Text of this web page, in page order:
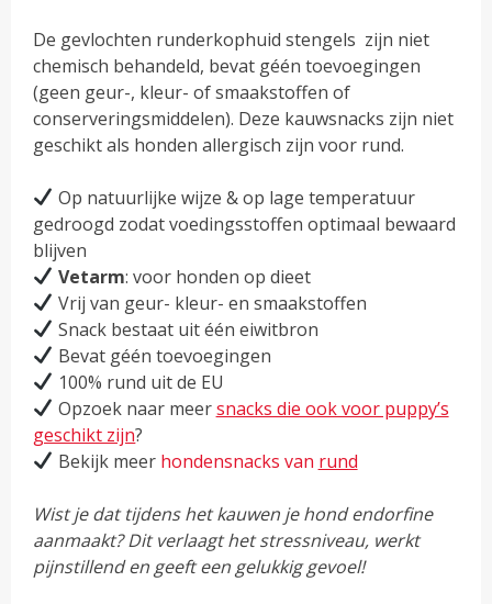
De gevlochten runderkophuid stengels zijn niet
chemisch behandeld, bevat géén toevoegingen
(geen geur-, kleur- of smaakstoffen of
conserveringsmiddelen). Deze kauwsnacks zijn niet
geschikt als honden allergisch zijn voor rund.
Op natuurlijke wijze & op lage temperatuur
gedroogd zodat voedingsstoffen optimaal bewaard
blijven
Vetarm: voor honden op dieet
Vrij van geur- kleur- en smaakstoffen
Snack bestaat uit één eiwitbron
Bevat géén toevoegingen
100% rund uit de EU
Opzoek naar meersnacks die ook voor puppy’s
geschikt zijn?
Bekijk meer hondensnacks van rund
Wist je dat tijdens het kauwen je hond endorfine
aanmaakt? Dit verlaagt het stressniveau, werkt
pijnstillend en geeft een gelukkig gevoel!